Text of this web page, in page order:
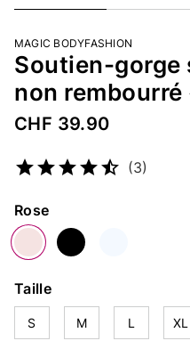
MAGIC BODYFASHION
Soutien-gorge
non rembourré
CHF 39.90
(3)
Couleur
Rose
Taille
S M L XL